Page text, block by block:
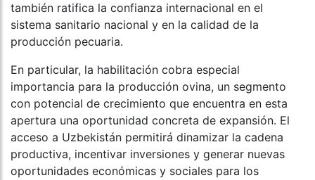
también ratifica la confianza internacional en el
sistema sanitario nacional y en la calidad de la
producción pecuaria.
En particular, la habilitación cobra especial
importancia para la producción ovina, un segmento
con potencial de crecimiento que encuentra en esta
apertura una oportunidad concreta de expansión. El
acceso a Uzbekistán permitirá dinamizar la cadena
productiva, incentivar inversiones y generar nuevas
oportunidades económicas y sociales para los